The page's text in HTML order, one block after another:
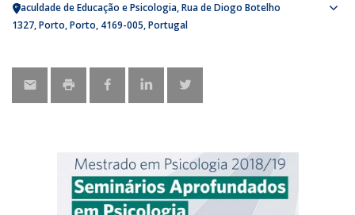
Faculdade de Educação e Psicologia Rua de Diogo Botelho
1327 Porto Porto 4169-005 Portugal